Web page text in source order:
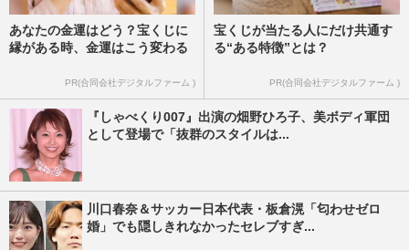
あなたの金運はどう？宝くじに
縁がある時、金運はこう変わる
PR(合同会社デジタルファーム )
宝くじが当たる人にだけ共通す
る“ある特徴”とは？
PR(合同会社デジタルファーム )
『しゃべくり007』出演の畑野ひろ子、美ボディ軍団
として登場で「抜群のスタイルは...
川口春奈＆サッカー日本代表・板倉滉「匂わせゼロ
婚」でも隠しきれなかったセレブすぎ...